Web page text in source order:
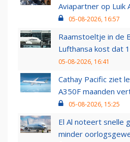
Aviapartner op Luik
05-08-2026, 16:57
Raamstoeltje in de
Lufthansa kost dat
05-08-2026, 16:41
Cathay Pacific ziet
A350F maanden
05-08-2026, 15:25
El Al noteert snelle
minder